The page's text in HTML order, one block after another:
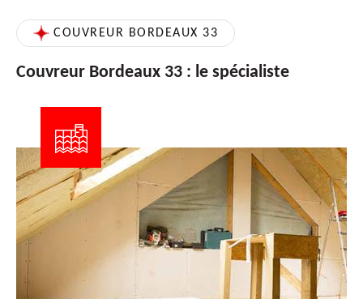
COUVREUR BORDEAUX 33
Couvreur Bordeaux 33 : le spécialiste